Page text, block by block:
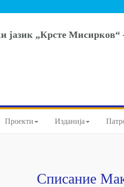
јазик „Крсте Мисирков“
Проекти Изданија
Списание